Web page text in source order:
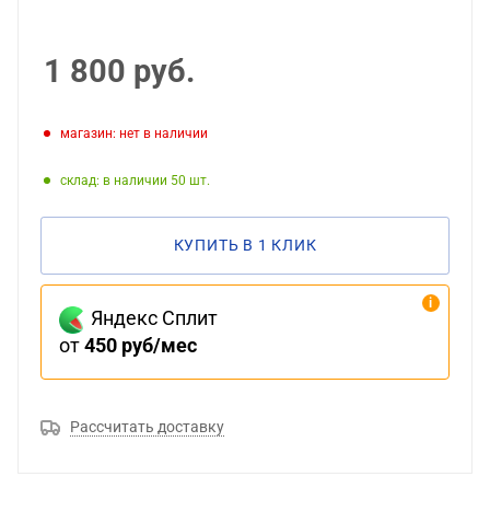
1 800 руб.
Магазин: нет в наличии
Склад: в наличии 50
КУПИТЬ В 1 КЛИК
Яндекс Сплит
от450 руб/мес
Рассчитать доставку